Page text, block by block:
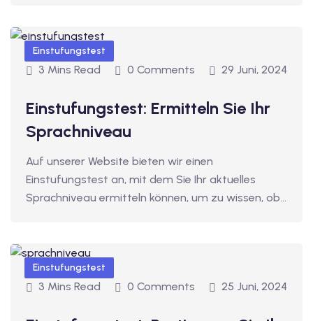
mit Gutschein
mit
B2
Deutschkurse mit
mit
mit Gutschein
Einstufungstest
3 Mins Read 0 Comments 29 Juni, 2024
Einstufungstest: Ermitteln Sie Ihr
Sprachniveau
Auf unserer Website bieten wir einen
Einstufungstest an, mit dem Sie Ihr aktuelles
Sprachniveau ermitteln können, um zu wissen, ob…
Einstufungstest
3 Mins Read 0 Comments 25 Juni, 2024